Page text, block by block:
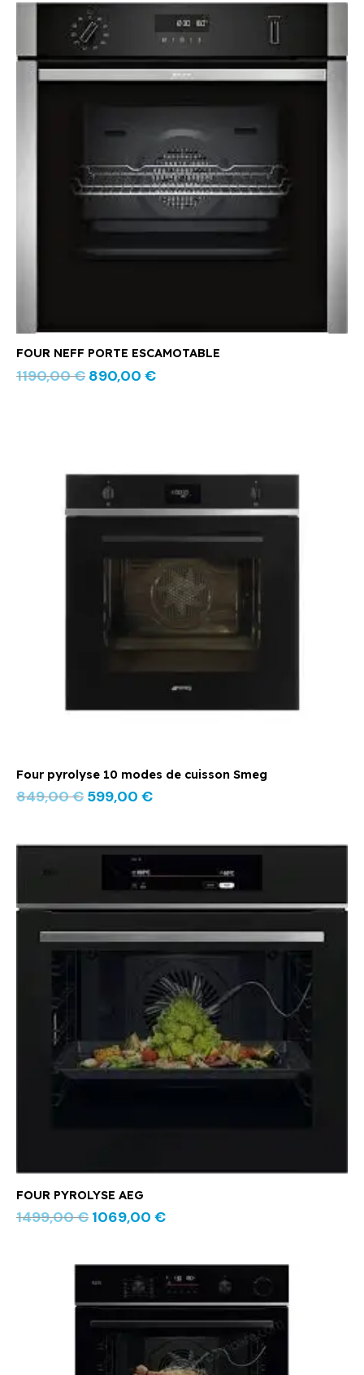
FOUR NEFF PORTE ESCAMOTABLE
1190,00€
Le
prix
initial
était :
1190,00 €.
890,00 €
Le
prix
actuel
est :
890,00 €.
Four pyrolyse 10 modes de cuisson Smeg
849,00€
était :
849,00 €.
599,00 €
est :
599,00 €.
FOUR PYROLYSE AEG
1499,00€
Le
initial
était :
1499,00 €.
1069,00 €
Le
actuel
est :
1069,00 €.
Le
prix
initial
était :
1199,00 €.
Le
prix
actuel
est :
799,00 €.